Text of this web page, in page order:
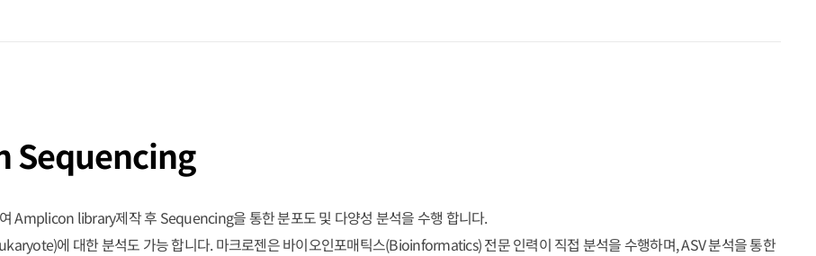
Sequencing
Amplicon library제작 후 Sequencing을 통한 분포도 및 다양성 분석을 수행 합니다.
에 대한 분석도 가능 합니다. 마크로젠은 바이오인포매틱스(Bioinformatics) 전문 인력이 직접 분석을 수행하며, ASV 분석을 통한